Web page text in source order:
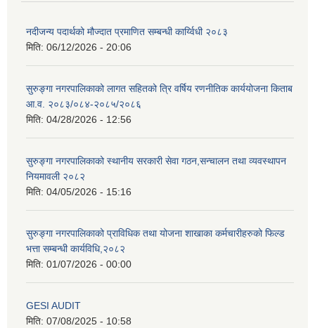
नदीजन्य पदार्थको मौज्दात प्रमाणित सम्बन्धी कार्य्विधी २०८३
मिति: 06/12/2026 - 20:06
सुरुङ्गा नगरपालिकाको लागत सहितको त्रि वर्षिय रणनीतिक कार्ययोजना किताब
आ.व. २०८३/०८४-२०८५/२०८६
मिति: 04/28/2026 - 12:56
सुरुङ्गा नगरपालिकाको स्थानीय सरकारी सेवा गठन,सन्चालन तथा व्यवस्थापन
नियमावली २०८२
मिति: 04/05/2026 - 15:16
सुरुङ्गा नगरपालिकाको प्राविधिक तथा योजना शाखाका कर्मचारीहरुको फिल्ड
भत्ता सम्बन्धी कार्यविधि,२०८२
मिति: 01/07/2026 - 00:00
GESI AUDIT
मिति: 07/08/2025 - 10:58